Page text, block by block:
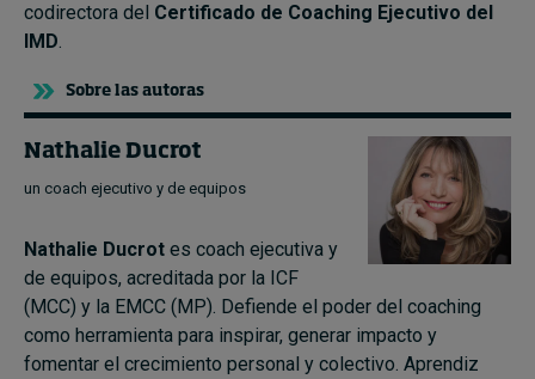
codirectora del Certificado de Coaching Ejecutivo del
IMD.
Sobre las autoras
Nathalie Ducrot
un coach ejecutivo y de equipos
Nathalie Ducrot es coach ejecutiva y
de equipos, acreditada por la ICF
(MCC) y la EMCC (MP). Defiende el poder del coaching
como herramienta para inspirar, generar impacto y
fomentar el crecimiento personal y colectivo. Aprendiz